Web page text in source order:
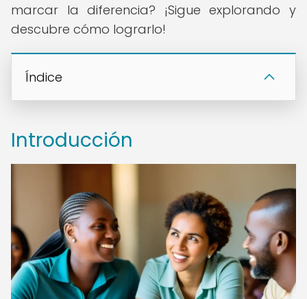
marcar la diferencia? ¡Sigue explorando y
descubre cómo lograrlo!
Índice
Introducción